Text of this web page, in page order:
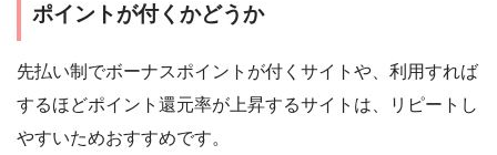
ポイントが付くかどうか
先払い制でボーナスポイントが付くサイトや、利用すれば
するほどポイント還元率が上昇するサイトは、リピートし
やすいためおすすめです。